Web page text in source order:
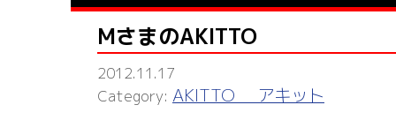
MさまのAKITTO
2012.11.17
AKITTO アキット